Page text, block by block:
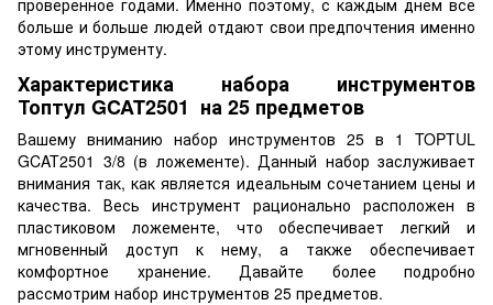
проверенное годами. Именно поэтому, с каждым днем все
больше и больше людей отдают свои предпочтения именно
этому инструменту.
Характеристика набора инструментов
Топтул GCAT2501 на 25 предметов
Вашему вниманию набор инструментов 25 в 1 TOPTUL
GCAT2501 3/8 (в ложементе). Данный набор заслуживает
внимания так, как является идеальным сочетанием цены и
качества. Весь инструмент рационально расположен в
пластиковом ложементе, что обеспечивает легкий и
мгновенный доступ к нему, а также обеспечивает
комфортное хранение. Давайте более подробно
рассмотрим набор инструментов 25 предметов.